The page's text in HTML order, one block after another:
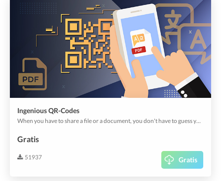
Ingenious QR-Codes
When you have to share a file or a document, you don't have to guess your clients' preferred languages, or let them look for translators either; the Ingenious QR Codes delivers your files and documents in their device languages.
Gratis
51937 Gratis